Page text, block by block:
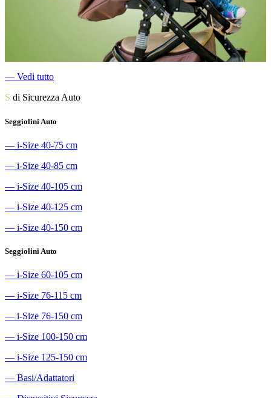
― Vedi tutto
S di Sicurezza Auto
Seggiolini Auto
― i-Size 40-75 cm
― i-Size 40-85 cm
― i-Size 40-105 cm
― i-Size 40-125 cm
― i-Size 40-150 cm
Seggiolini Auto
― i-Size 60-105 cm
― i-Size 76-115 cm
― i-Size 76-150 cm
― i-Size 100-150 cm
― i-Size 125-150 cm
― Basi/Adattatori